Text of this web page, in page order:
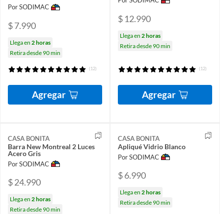
Por SODIMAC
$ 7.990
Llega en 2 horas
Retira desde 90 min
(12)
Agregar
$ 12.990
Llega en 2 horas
Retira desde 90 min
(12)
Agregar
CASA BONITA
Barra New Montreal 2 Luces
Acero Gris
Por SODIMAC
$ 24.990
Llega en 2 horas
Retira desde 90 min
CASA BONITA
Apliqué Vidrio Blanco
Por SODIMAC
$ 6.990
Llega en 2 horas
Retira desde 90 min